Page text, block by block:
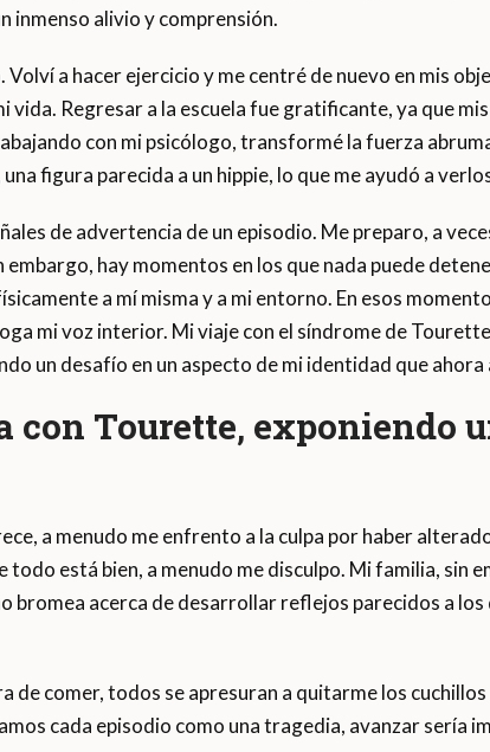
inmenso alivio y comprensión.
Volví a hacer ejercicio y me centré de nuevo en mis
Regresar a la escuela fue gratificante, ya que
con mi psicólogo, transformé la fuerza
figura parecida a un hippie, lo que me ayudó a
de advertencia de un episodio. Me preparo, a
embargo, hay momentos en los que nada puede
a mí misma y a mi entorno. En esos
mi voz interior. Mi viaje con el síndrome de
un desafío en un aspecto de mi identidad que
con Tourette, exponiendo
a menudo me enfrento a la culpa por haber
todo está bien, a menudo me disculpo. Mi familia, sin
bromea acerca de desarrollar reflejos parecidos a
de comer, todos se apresuran a quitarme los
cada episodio como una tragedia, avanzar sería